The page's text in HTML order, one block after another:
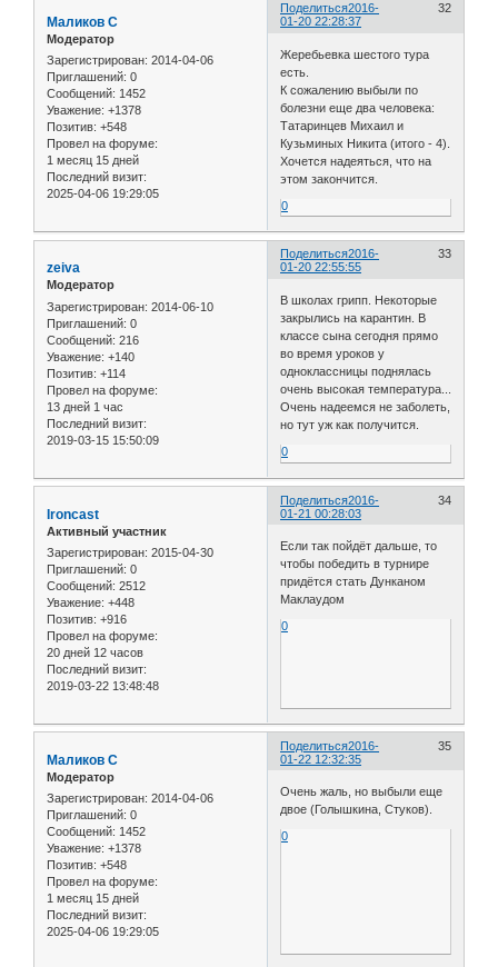
Поделиться 32
2016-
01-20 22:28:37
Маликов С
Модератор
Зарегистрирован: 2014-04-06
Приглашений: 0
Сообщений: 1452
Уважение: +1378
Позитив: +548
Провел на форуме:
1 месяц 15 дней
Последний визит:
2025-04-06 19:29:05
Жеребьевка шестого тура
есть.
К сожалению выбыли по
болезни еще два человека:
Татаринцев Михаил и
Кузьминых Никита (итого - 4).
Хочется надеяться, что на
этом закончится.
0
Поделиться 33
2016-
01-20 22:55:55
zeiva
Модератор
Зарегистрирован: 2014-06-10
Приглашений: 0
Сообщений: 216
Уважение: +140
Позитив: +114
Провел на форуме:
13 дней 1 час
Последний визит:
2019-03-15 15:50:09
В школах грипп. Некоторые
закрылись на карантин. В
классе сына сегодня прямо
во время уроков у
одноклассницы поднялась
очень высокая температура...
Очень надеемся не заболеть,
но тут уж как получится.
0
Поделиться 34
2016-
01-21 00:28:03
Ironcast
Активный участник
Зарегистрирован: 2015-04-30
Приглашений: 0
Сообщений: 2512
Уважение: +448
Позитив: +916
Провел на форуме:
20 дней 12 часов
Последний визит:
2019-03-22 13:48:48
Если так пойдёт дальше, то
чтобы победить в турнире
придётся стать Дунканом
Маклаудом
0
Поделиться 35
2016-
01-22 12:32:35
Маликов С
Модератор
Зарегистрирован: 2014-04-06
Приглашений: 0
Сообщений: 1452
Уважение: +1378
Позитив: +548
Провел на форуме:
1 месяц 15 дней
Последний визит:
2025-04-06 19:29:05
Очень жаль, но выбыли еще
двое (Голышкина, Стуков).
0